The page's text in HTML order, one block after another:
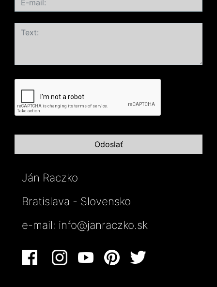
Ján Raczko
Bratislava - Slovensko
e-mail: info@janraczko.sk